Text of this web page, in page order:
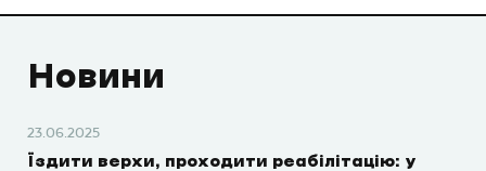
Новини
23.06.2025
Їздити верхи, проходити реабілітацію: у